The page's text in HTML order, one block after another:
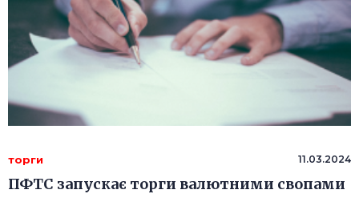
торги 11.03.2024
ПФТС запускає торги валютними свопами